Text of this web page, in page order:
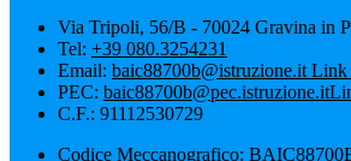
Via Tripoli, 56/B - 70024 Gravina in
Tel: +39 080.3254231
Email: baic88700b@istruzione.it Link
PEC: baic88700b@pec.istruzione.it
C.F.: 91112530729
Codice Meccanografico: